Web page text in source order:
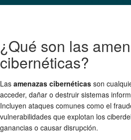
¿Qué son las
cibernéticas?
Las amenazas cibernéticas son
acceder, dañar o destruir sistemas
Incluyen ataques comunes como el
vulnerabilidades que explotan los
ganancias o causar disrupción.